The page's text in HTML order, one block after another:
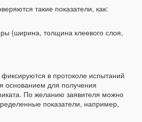
такие показатели, как:
(ширина, толщина клеевого слоя,
в протоколе испытаний
основанием для получения
По желанию заявителя можно
показатели, например,